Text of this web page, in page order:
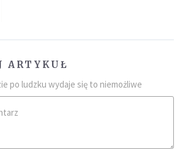
ARTYKUŁ
po ludzku wydaje się to niemożliwe